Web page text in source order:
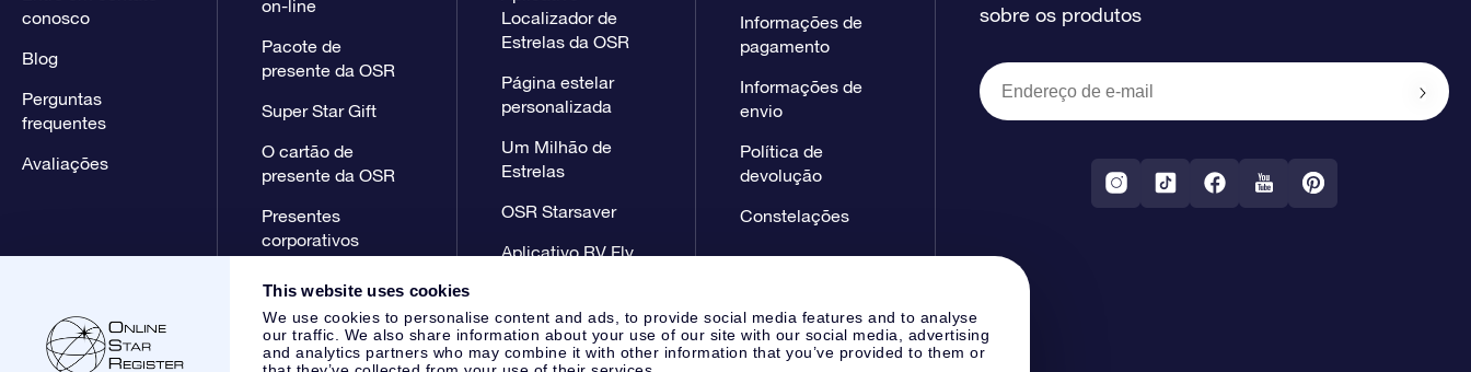
This website uses cookies
We use cookies to personalise content and ads, to provide social media features and to analyse
our traffic. We also share information about your use of our site with our social media, advertising
and analytics partners who may combine it with other information that you’ve provided to them or
conosco
Blog
Perguntas
frequentes
Avaliações
on-line
Pacote de
presente da OSR
Super Star Gift
O cartão de
presente da OSR
Presentes
corporativos
Localizador de
Estrelas da OSR
Página estelar
personalizada
Um Milhão de
Estrelas
OSR Starsaver
Aplicativo RV Fly
Informações de
pagamento
Informações de
envio
Política de
devolução
Constelações
sobre os produtos